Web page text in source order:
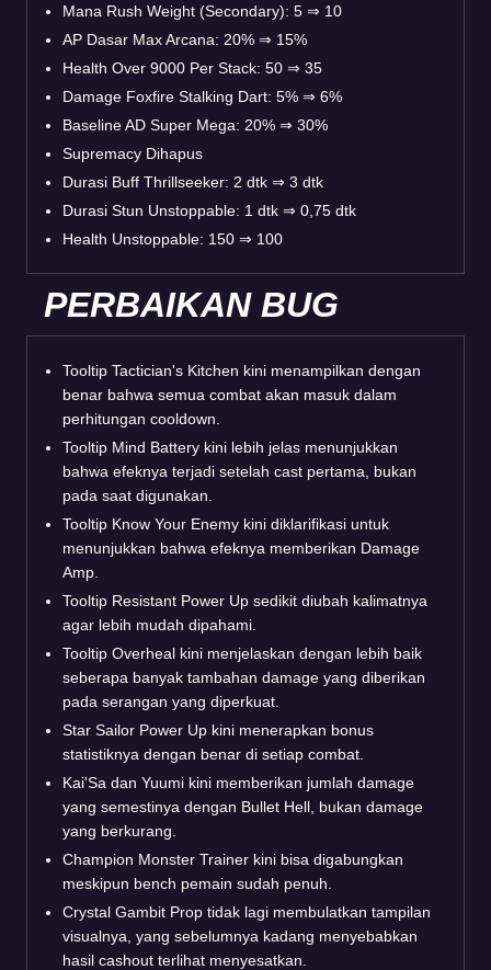
Mana Rush Weight (Secondary): 5 ⇒ 10
AP Dasar Max Arcana: 20% ⇒ 15%
Health Over 9000 Per Stack: 50 ⇒ 35
Damage Foxfire Stalking Dart: 5% ⇒ 6%
Baseline AD Super Mega: 20% ⇒ 30%
Supremacy Dihapus
Durasi Buff Thrillseeker: 2 dtk ⇒ 3 dtk
Durasi Stun Unstoppable: 1 dtk ⇒ 0,75 dtk
Health Unstoppable: 150 ⇒ 100
PERBAIKAN BUG
Tooltip Tactician's Kitchen kini menampilkan dengan
benar bahwa semua combat akan masuk dalam
perhitungan cooldown.
Tooltip Mind Battery kini lebih jelas menunjukkan
bahwa efeknya terjadi setelah cast pertama, bukan
pada saat digunakan.
Tooltip Know Your Enemy kini diklarifikasi untuk
menunjukkan bahwa efeknya memberikan Damage
Amp.
Tooltip Resistant Power Up sedikit diubah kalimatnya
agar lebih mudah dipahami.
Tooltip Overheal kini menjelaskan dengan lebih baik
seberapa banyak tambahan damage yang diberikan
pada serangan yang diperkuat.
Star Sailor Power Up kini menerapkan bonus
statistiknya dengan benar di setiap combat.
Kai'Sa dan Yuumi kini memberikan jumlah damage
yang semestinya dengan Bullet Hell, bukan damage
yang berkurang.
Champion Monster Trainer kini bisa digabungkan
meskipun bench pemain sudah penuh.
Crystal Gambit Prop tidak lagi membulatkan tampilan
visualnya, yang sebelumnya kadang menyebabkan
hasil cashout terlihat menyesatkan.